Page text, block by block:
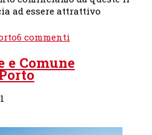
ad essere attrattivo
6 commentisu
non
possiamo
e Comune